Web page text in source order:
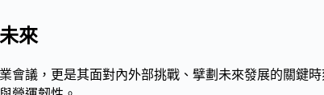
來
會議，更是其面對內外部挑戰、擘劃未來發展的關鍵